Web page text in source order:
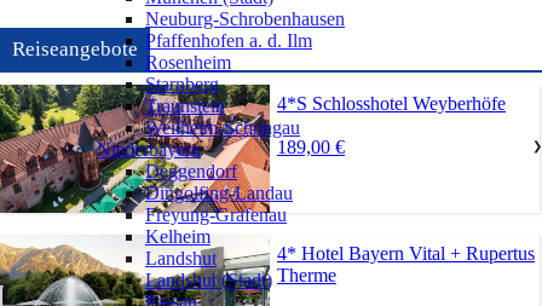
Reiseangebote
4*S Schlosshotel Weyberhöfe
189,00 €
4* Hotel Bayern Vital + Rupertus
Therme
Neuburg-Schrobenhausen
Pfaffenhofen a. d. Ilm
Rosenheim
Starnberg
Traunstein
Weilheim-Schongau
Niederbayern
❯
Deggendorf
Dingolfing-Landau
Freyung-Grafenau
Kelheim
Landshut
Landshut (Stadt)
Passau